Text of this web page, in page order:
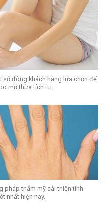
số đông khách hàng lựa chọn để
mỡ thừa tích tụ.
pháp thẩm mỹ cải thiện tình
nhất hiện nay.